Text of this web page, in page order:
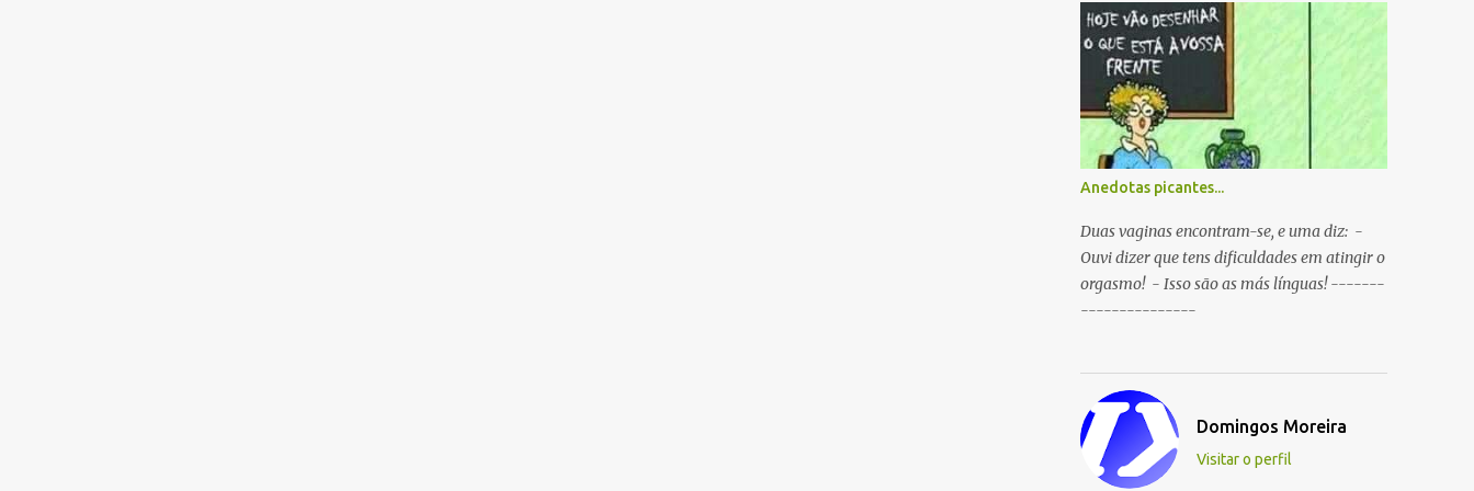
boca ao mesmo tempo. P: O que é que
resulta do cruzamento entre um
Sportinguista e um porco? R: Presunto
rançoso. P: Porque é que o Sporting vai
passar a ser patrocinado pela BP R: Porque a
BP dá...
Anedotas picantes...
Duas vaginas encontram-se, e uma diz: -
Ouvi dizer que tens dificuldades em atingir o
orgasmo! - Isso são as más línguas! -------
---------------
Domingos Moreira
Visitar o perfil